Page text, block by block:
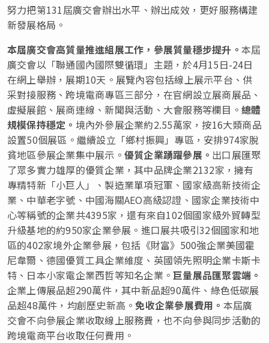
努力把第131屆廣交會辦出水平、辦出成效，更好服務構建
新發展格局。
本屆廣交會高質量推進組展工作，參展質量穩步提升。 本屆
廣交會以「聯通國內國際雙循環」主題，於4月15日-24日
在網上舉辦，展期10天。展覽內容包括線上展示平台、供
采對接服務、跨境電商專區三部分，在官網設立展商展品、
虛擬展館、展商連線、新聞與活動、大會服務等欄目。 總體
規模保持穩定。 境內外參展企業約2.55萬家，按16大類商品
設置50個展區。繼續設立「鄉村振興」專區，安排974家脫
貧地區參展企業集中展示。 優質企業踴躍參展。 出口展匯聚
了眾多實力雄厚的優質企業，其中品牌企業2132家，擁有
專精特新「小巨人」、製造業單項冠軍、國家級高新技術企
業、中華老字號、中國海關AEO高級認證、國家企業技術中
心等稱號的企業共4395家，還有來自102個國家級外貿轉型
升級基地的約950家企業參展。進口展共吸引32個國家和地
區的402家境外企業參展，包括《財富》500強企業美國霍
尼韋爾、德國優質工具企業維度、英國領先照明企業卡斯卡
特、日本小家電企業西哲等知名企業。巨量展品匯聚雲端。
企業上傳展品超290萬件，其中新品超90萬件、綠色低碳展
品超48萬件，均創歷史新高。免收企業參展費用。 本屆廣
交會不向參展企業收取線上服務費，也不向參與同步活動的
跨境電商平台收取任何費用。